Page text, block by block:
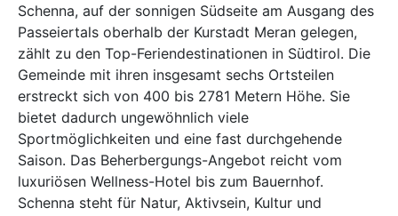
Schenna, auf der sonnigen Südseite am Ausgang des
Passeiertals oberhalb der Kurstadt Meran gelegen,
zählt zu den Top-Feriendestinationen in Südtirol. Die
Gemeinde mit ihren insgesamt sechs Ortsteilen
erstreckt sich von 400 bis 2781 Metern Höhe. Sie
bietet dadurch ungewöhnlich viele
Sportmöglichkeiten und eine fast durchgehende
Saison. Das Beherbergungs-Angebot reicht vom
luxuriösen Wellness-Hotel bis zum Bauernhof.
Schenna steht für Natur, Aktivsein, Kultur und